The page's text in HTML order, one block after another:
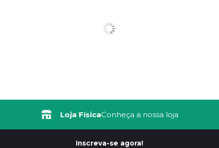
Loja FísicaConheça a nossa loja
Inscreva-se agora!